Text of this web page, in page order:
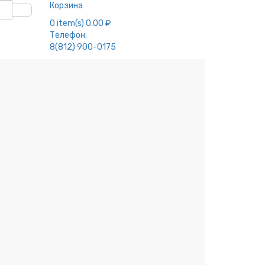
Корзина
0 item(s) 0.00 ₽
Телефон:
8(812) 900-0175